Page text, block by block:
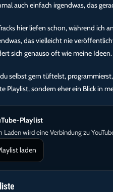
auch einfach irgendwas, das
hier liefen schon, während ich
das vielleicht nie
sich genauso oft wie meine Ideen.
selbst gern tüftelst,
Playlist, sondern eher ein Blick in
Playlist
Laden wird eine Verbindung zu
laden